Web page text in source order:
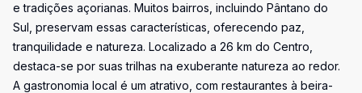
e tradições açorianas. Muitos bairros, incluindo Pântano do
Sul, preservam essas características, oferecendo paz,
tranquilidade e natureza. Localizado a 26 km do Centro,
destaca-se por suas trilhas na exuberante natureza ao redor.
A gastronomia local é um atrativo, com restaurantes à beira-